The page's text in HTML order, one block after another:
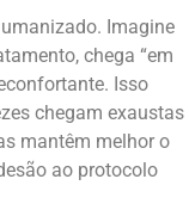
Imagine
chega “em
Isso
chegam exaustas
mantêm melhor o
ao protocolo